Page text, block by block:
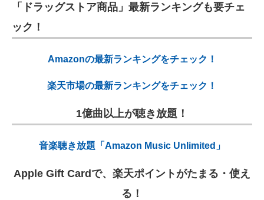
「ドラッグストア商品」最新ランキングも要チェ
ック！
Amazonの最新ランキングをチェック！
楽天市場の最新ランキングをチェック！
1億曲以上が聴き放題！
音楽聴き放題「Amazon Music Unlimited」
Apple Gift Cardで、楽天ポイントがたまる・使え
る！